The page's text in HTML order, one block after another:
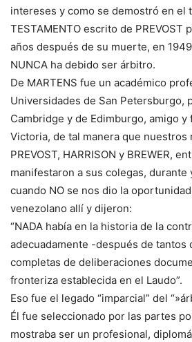
intereses y como se demostró en el
TESTAMENTO escrito de PREVOST
años después de su muerte, en
NUNCA ha debido ser árbitro.
De MARTENS fue un académico
Universidades de San Petersburgo,
Cambridge y de Edimburgo, amigo y
Victoria, de tal manera que nuestros
PREVOST, HARRISON y BREWER,
manifestaron a sus colegas, durante
cuando NO se nos dio la
venezolano allí y dijeron:
“NADA había en la historia de la
adecuadamente -después de tantos
completas de deliberaciones
fronteriza establecida en el Laudo”.
Eso fue el legado “imparcial” del
Él fue seleccionado por las partes
mostraba ser un profesional,